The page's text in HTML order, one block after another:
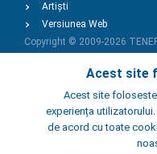
Acest site
Acest site
experiența
de acord cu toate
Artiști
Versiunea Web
Copyright © 2009-2026